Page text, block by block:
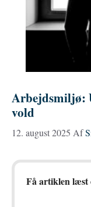
Arbejdsmiljø:
vold
12. august 2025 Af
Få artiklen læst